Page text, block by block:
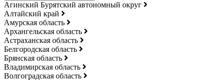
Агинский Бурятский автономный округ
Алтайский край
Амурская область
Архангельская область
Астраханская область
Белгородская область
Брянская область
Владимирская область
Волгоградская область